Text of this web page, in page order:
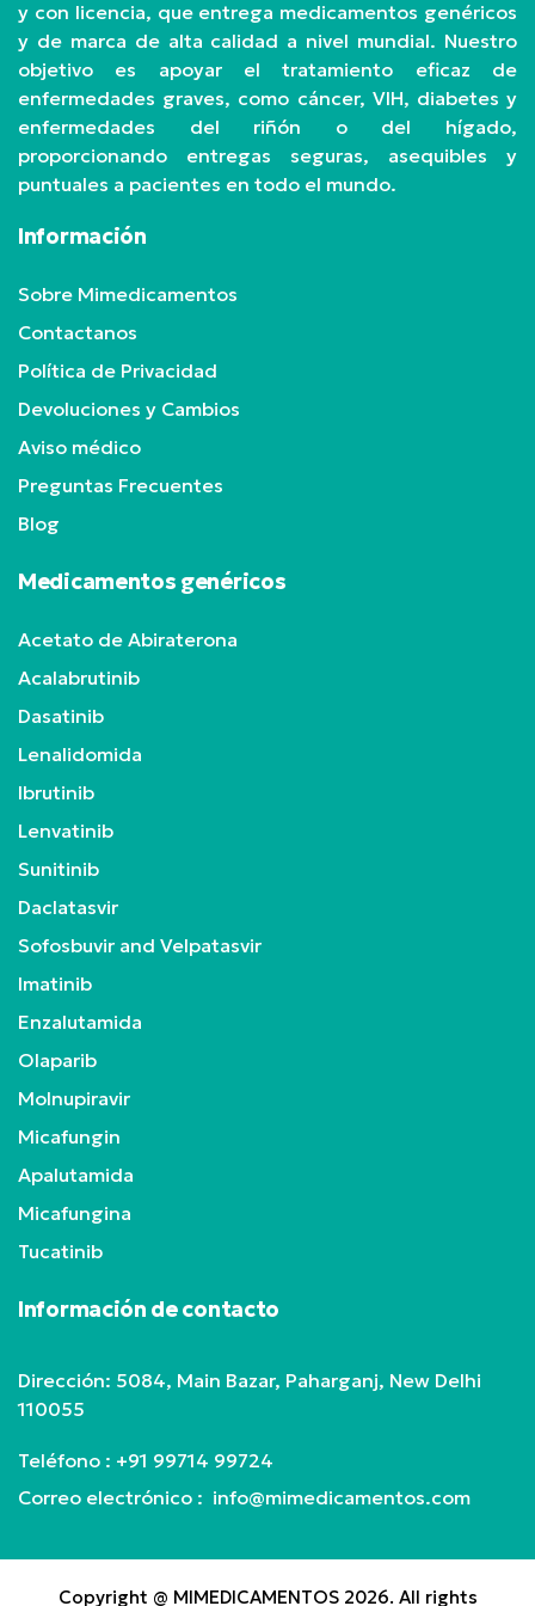
y con licencia, que entrega medicamentos genéricos
y de marca de alta calidad a nivel mundial. Nuestro
objetivo es apoyar el tratamiento eficaz de
enfermedades graves, como cáncer, VIH, diabetes y
enfermedades del riñón o del hígado,
proporcionando entregas seguras, asequibles y
puntuales a pacientes en todo el mundo.
Información
Sobre Mimedicamentos
Contactanos
Política de Privacidad
Devoluciones y Cambios
Aviso médico
Preguntas Frecuentes
Blog
Medicamentos genéricos
Acetato de Abiraterona
Acalabrutinib
Dasatinib
Lenalidomida
Ibrutinib
Lenvatinib
Sunitinib
Daclatasvir
Sofosbuvir and Velpatasvir
Imatinib
Enzalutamida
Olaparib
Molnupiravir
Micafungin
Apalutamida
Micafungina
Tucatinib
Información de contacto
Dirección: 5084, Main Bazar, Paharganj, New Delhi
110055
Teléfono : +91 99714 99724
Correo electrónico : info@mimedicamentos.com
Copyright @ MIMEDICAMENTOS 2026. All rights